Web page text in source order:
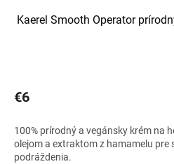
Kaerel Smooth Operator
€6
100% prírodný a vegánsky krém na
olejom a extraktom z hamamelu pre
podráždenia.